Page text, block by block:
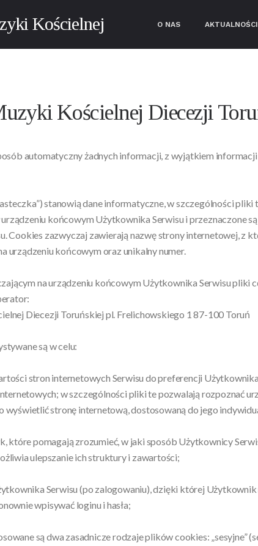
Kościelnej O NAS AKTUALNOŚCI
Kościelnej Diecezji
automatyczny żadnych informacji, z wyjątkiem
stanowią dane informatyczne, w szczególności
końcowym Użytkownika Serwisu i przeznaczone
Cookies zazwyczaj zawierają nazwę strony internetowej, z
urządzeniu końcowym oraz unikalny numer.
na urządzeniu końcowym Użytkownika Serwisu pliki
Diecezji Toruńskiej pl. Frelichowskiego 1 87-100 Toruń
są w celu:
stron internetowych Serwisu do preferencji
w szczególności pliki te pozwalają rozpoznać
wyświetlić stronę internetową, dostosowaną do jego
które pomagają zrozumieć, w jaki sposób Użytkownicy
ulepszanie ich struktury i zawartości;
Serwisu (po zalogowaniu), dzięki której Użytkownik
wpisywać loginu i hasła;
są dwa zasadnicze rodzaje plików cookies: „sesyjne”